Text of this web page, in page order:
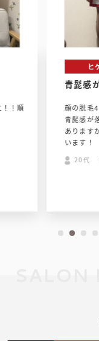
！順
ヒ
青髭感
顔の脱毛
青髭感が
あります
います！
20代